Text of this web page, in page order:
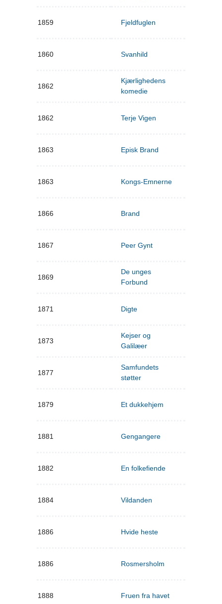
1859 Fjeldfuglen
1860 Svanhild
1862
Kjærlighedens
komedie
1862 Terje Vigen
1863 Episk Brand
1863 Kongs-Emnerne
1866 Brand
1867 Peer Gynt
1869
De unges
Forbund
1871 Digte
1873
Kejser og
Galilæer
1877
Samfundets
støtter
1879 Et dukkehjem
1881 Gengangere
1882 En folkefiende
1884 Vildanden
1886 Hvide heste
1886 Rosmersholm
1888 Fruen fra havet